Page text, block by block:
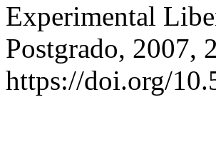
Experimental
Postgrado, 2007,
https://doi.org/